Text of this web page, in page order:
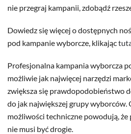
nie przegraj kampanii, zdobądź
Dowiedz się więcej o dostępnych
pod kampanie wyborcze, klikając
Profesjonalna kampania wyborcza
możliwie jak najwięcej narzędzi
zwiększa się prawdopodobieństwo
do jak największej grupy wyborców.
możliwości techniczne powodują, że
nie musi być drogie.